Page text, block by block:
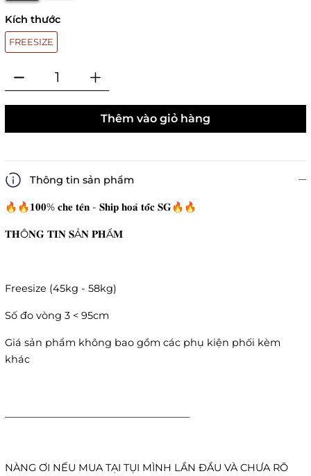
Kích thước
FREESIZE
Thêm vào giỏ hàng
Thông tin sản phẩm
🔥🔥𝟏𝟎𝟎% 𝐜𝐡𝐞 𝐭𝐞̂𝐧 - 𝐒𝐡𝐢𝐩 𝐡𝐨𝐚̉ 𝐭𝐨̂́𝐜 𝐒𝐆🔥🔥
𝐓𝐇Ô𝐍𝐆 𝐓𝐈𝐍 𝐒Ả𝐍 𝐏𝐇Ẩ𝐌
Freesize (45kg - 58kg)
Số đo vòng 3 < 95cm
Giá sản phẩm không bao gồm các phụ kiện phối kèm
khác
NÀNG ƠI NẾU MUA TẠI TỤI MÌNH LẦN ĐẦU VÀ CHƯA RÕ